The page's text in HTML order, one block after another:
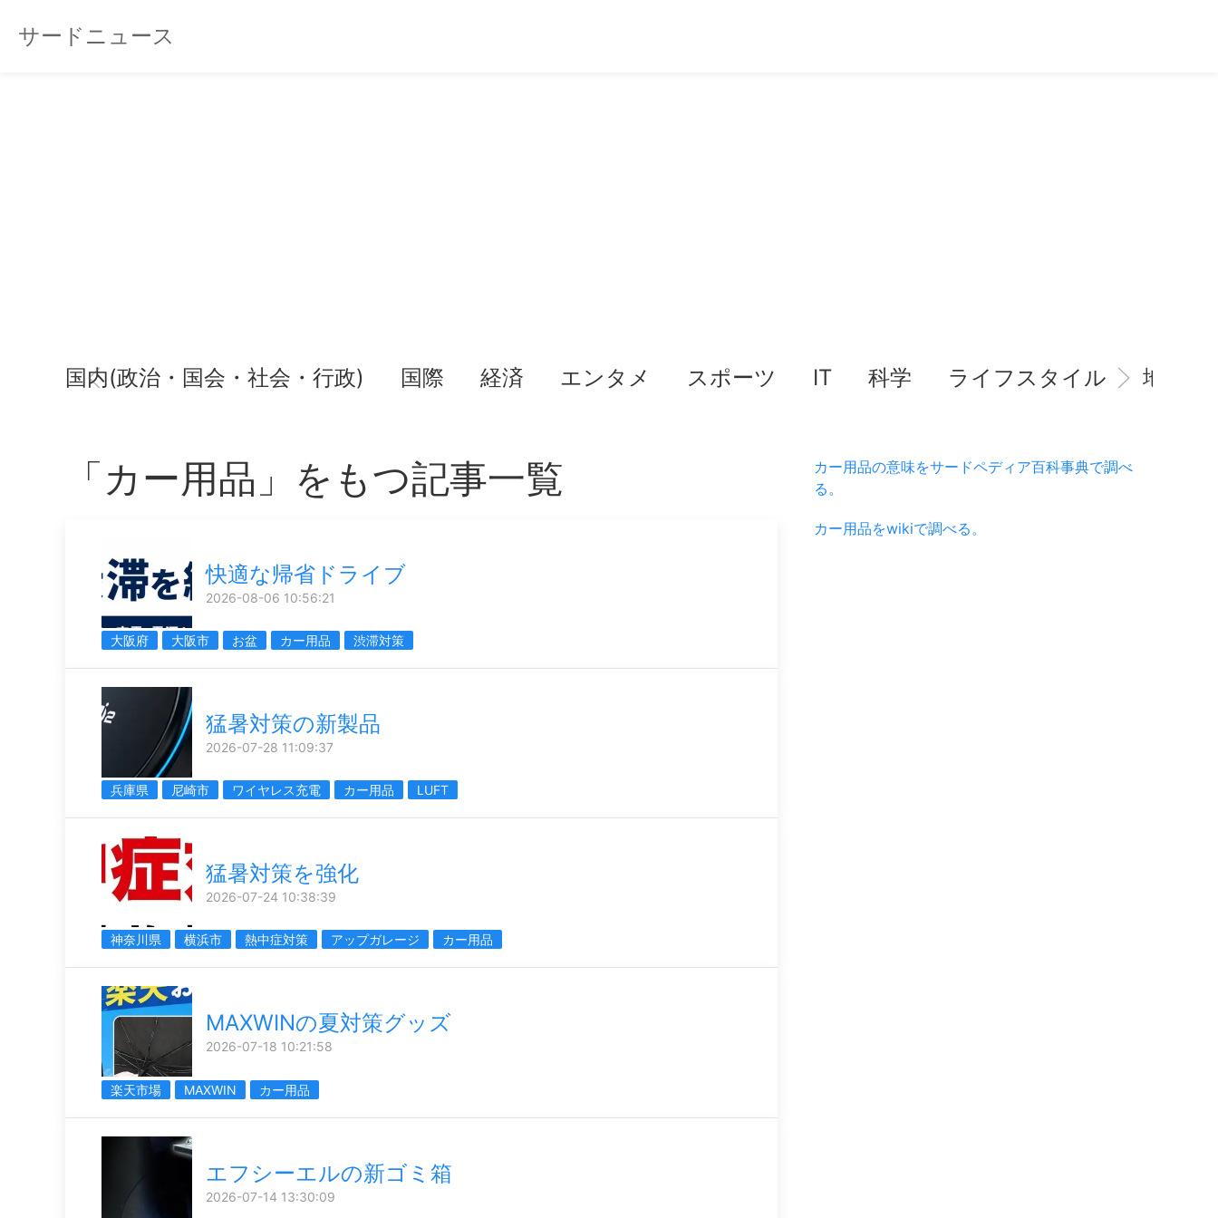
サードニュース
国内(政治・国会・社会・行政) 国際 経済 エンタメ スポーツ IT 科学 ライフスタイル 地域情
「カー用品」をもつ記事一覧
快適な帰省ドライブ
2026-08-06 10:56:21
大阪府 大阪市 お盆 カー用品 渋滞対策
猛暑対策の新製品
2026-07-28 11:09:37
兵庫県 尼崎市 ワイヤレス充電 カー用品 LUFT
猛暑対策を強化
2026-07-24 10:38:39
神奈川県 横浜市 熱中症対策 アップガレージ カー用品
MAXWINの夏対策グッズ
2026-07-18 10:21:58
楽天市場 MAXWIN カー用品
エフシーエルの新ゴミ箱
2026-07-14 13:30:09
カー用品の意味をサードペディア百科事典で調べ
る。
カー用品をwikiで調べる。